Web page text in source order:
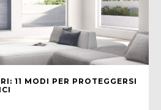
11 MODI PER PROTEGGERSI